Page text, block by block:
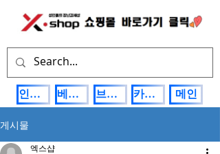
인기상품 베스트제품 브랜드관 카테고리 메인
게시물
엑스샵